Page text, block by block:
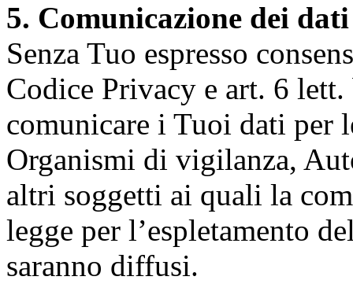
5. Comunicazione dei dati
Senza Tuo espresso
Codice Privacy e art. 6
comunicare i Tuoi dati per
Organismi di vigilanza,
altri soggetti ai quali la
legge per l’espletamento
saranno diffusi.